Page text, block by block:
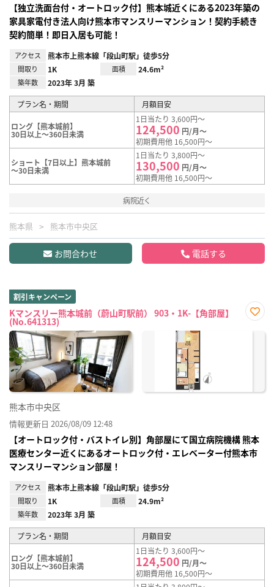
【独立洗面台付・オートロック付】熊本城近くにある2023年築の
家具家電付き法人向け熊本市マンスリーマンション！契約手続き
契約簡単！即日入居も可能！
アクセス 熊本市上熊本線「段山町駅」徒歩5分
間取り 1K 面積 24.6m²
築年数 2023年 3月 築
プラン名・期間 月額目安
ロング【熊本城前】
30日以上～360日未満
1日当たり 3,600円～
124,500 円/月～
初期費用他 16,500円～
ショート【7日以上】熊本城前
～30日未満
1日当たり 3,800円～
130,500 円/月～
初期費用他 16,500円～
病院近く
熊本県 熊本市中央区
お問合わせ 電話する
割引キャンペーン
Kマンスリー熊本城前（蔚山町駅前） 903・1K-【角部屋】
(No.641313)
に入
熊本市中央区
情報更新日 2026/08/09 12:48
【オートロック付・バストイレ別】角部屋にて国立病院機構 熊本
医療センター近くにあるオートロック付・エレベーター付熊本市
マンスリーマンション部屋！
アクセス 熊本市上熊本線「段山町駅」徒歩5分
間取り 1K 面積 24.9m²
築年数 2023年 3月 築
プラン名・期間 月額目安
ロング【熊本城前】
30日以上～360日未満
1日当たり 3,600円～
124,500 円/月～
初期費用他 16,500円～